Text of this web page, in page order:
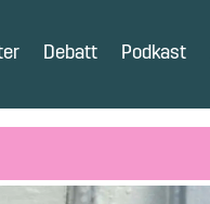
Debatt Podkast